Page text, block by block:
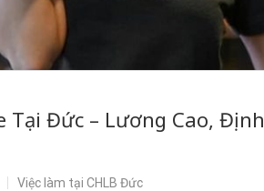
Tại Đức – Lương Cao,
Việc làm tại CHLB Đức